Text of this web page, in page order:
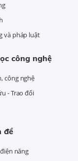
và pháp luật
công nghệ
công nghệ
- Trao đổi
đề
năng